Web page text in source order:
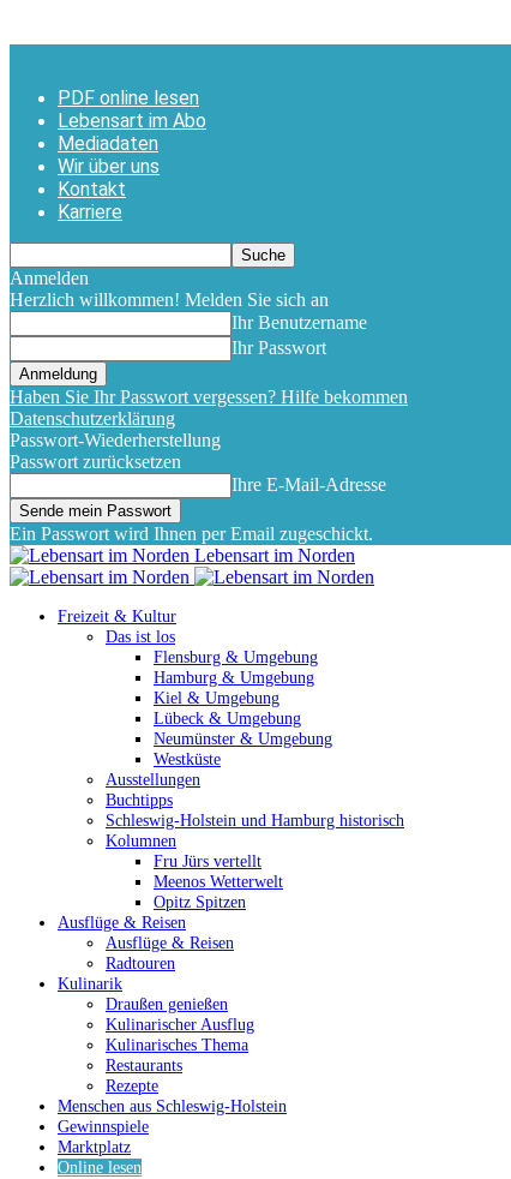
PDF online lesen
Lebensart im Abo
Mediadaten
Wir über uns
Kontakt
Karriere
Anmelden
Herzlich willkommen! Melden Sie sich an
Ihr Benutzername
Ihr Passwort
Haben Sie Ihr Passwort vergessen? Hilfe bekommen
Datenschutzerklärung
Passwort-Wiederherstellung
Passwort zurücksetzen
Ihre E-Mail-Adresse
Ein Passwort wird Ihnen per Email zugeschickt.
Lebensart im Norden
Freizeit & Kultur
Das ist los
Flensburg & Umgebung
Hamburg & Umgebung
Kiel & Umgebung
Lübeck & Umgebung
Neumünster & Umgebung
Westküste
Ausstellungen
Buchtipps
Schleswig-Holstein und Hamburg historisch
Kolumnen
Fru Jürs vertellt
Meenos Wetterwelt
Opitz Spitzen
Ausflüge & Reisen
Ausflüge & Reisen
Radtouren
Kulinarik
Draußen genießen
Kulinarischer Ausflug
Kulinarisches Thema
Restaurants
Rezepte
Menschen aus Schleswig-Holstein
Gewinnspiele
Marktplatz
Online lesen